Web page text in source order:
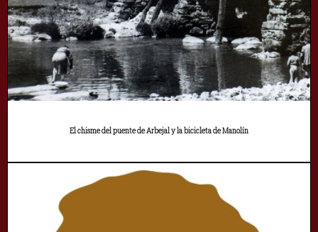
El chisme del puente de Arbejal y la bicicleta de Manolín